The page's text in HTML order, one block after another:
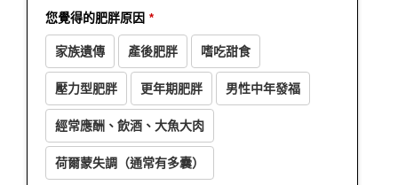
您覺得的肥胖原因 *
家族遺傳 產後肥胖 嗜吃甜食
壓力型肥胖 更年期肥胖 男性中年發福
經常應酬、飲酒、大魚大肉
荷爾蒙失調（通常有多囊）